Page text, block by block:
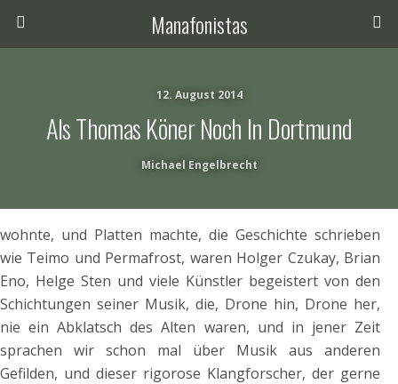
Manafonistas
12. August 2014
Als Thomas Köner Noch In Dortmund
Michael Engelbrecht
wohnte, und Platten machte, die Geschichte schrieben
wie Teimo und Permafrost, waren Holger Czukay, Brian
Eno, Helge Sten und viele Künstler begeistert von den
Schichtungen seiner Musik, die, Drone hin, Drone her,
nie ein Abklatsch des Alten waren, und in jener Zeit
sprachen wir schon mal über Musik aus anderen
Gefilden, und dieser rigorose Klangforscher, der gerne